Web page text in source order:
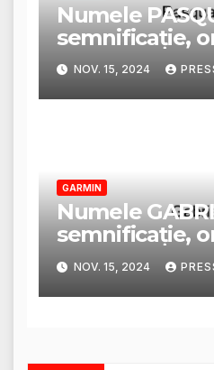
Numele
semnificație,
trăsături și
NOV. 15, 2024
GARMIN
Numele
semnificație,
trăsături și
NOV. 15, 2024